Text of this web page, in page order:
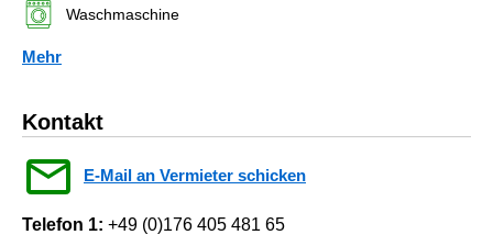
Waschmaschine
Mehr
Kontakt
E-Mail an Vermieter schicken
Telefon 1: +49 (0)176 405 481 65